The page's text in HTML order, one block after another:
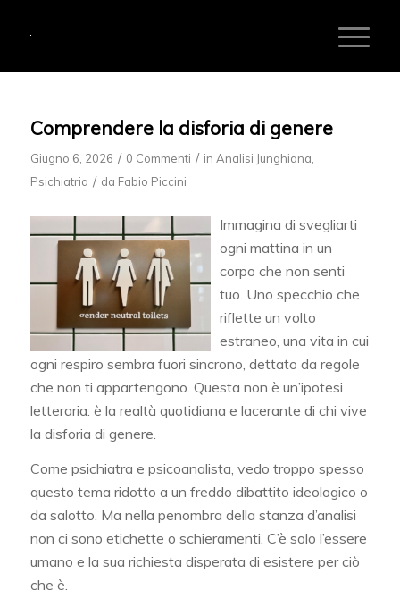
Comprendere la disforia di genere
Giugno 6, 2026 / 0 Commenti / in Analisi Junghiana
Psichiatria / da Fabio Piccini
Immagina di svegliarti
ogni mattina in un
corpo che non senti
tuo. Uno specchio che
riflette un volto
estraneo, una vita in cui
ogni respiro sembra fuori sincrono, dettato da regole
che non ti appartengono. Questa non è un’ipotesi
letteraria: è la realtà quotidiana e lacerante di chi vive
la disforia di genere.
Come psichiatra e psicoanalista, vedo troppo spesso
questo tema ridotto a un freddo dibattito ideologico o
da salotto. Ma nella penombra della stanza d’analisi
non ci sono etichette o schieramenti. C’è solo l’essere
umano e la sua richiesta disperata di esistere per ciò
che è.